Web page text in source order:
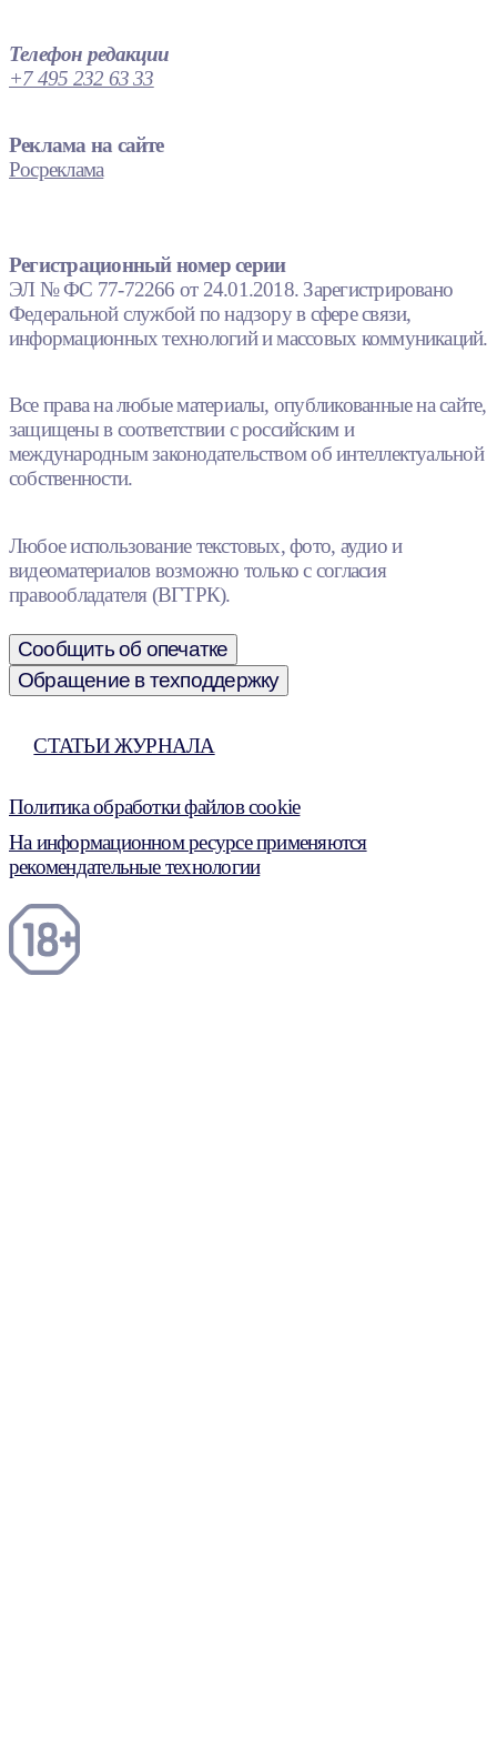
Телефон редакции
+7 495 232 63 33
Реклама на сайте
Росреклама
Регистрационный номер серии
ЭЛ № ФС 77-72266 от 24.01.2018. Зарегистрировано
Федеральной службой по надзору в сфере связи,
информационных технологий и массовых коммуникаций.
Все права на любые материалы, опубликованные на сайте,
защищены в соответствии с российским и
международным законодательством об интеллектуальной
собственности.
Любое использование текстовых, фото, аудио и
видеоматериалов возможно только с согласия
правообладателя (ВГТРК).
Сообщить об опечатке
Обращение в техподдержку
СТАТЬИ ЖУРНАЛА
Политика обработки файлов cookie
На информационном ресурсе применяются
рекомендательные технологии